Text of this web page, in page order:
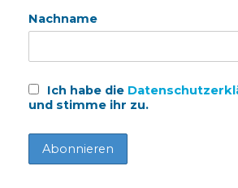
Nachname
Ich habe die
und stimme ihr zu.